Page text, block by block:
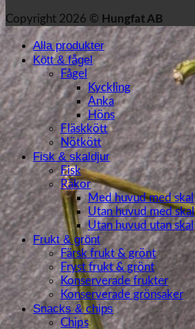
Copyright 2026 © Hungfat AB
Alla produkter
Kött & fågel
Fågel
Kyckling
Anka
Höns
Fläskkött
Nötkött
Fisk & skaldjur
Fisk
Räkor
Med huvud med skal
Utan huvud med skal
Utan huvud utan skal
Frukt & grönt
Färsk frukt & grönt
Fryst frukt & grönt
Konserverade frukter
Konserverade grönsaker
Snacks & chips
Chips